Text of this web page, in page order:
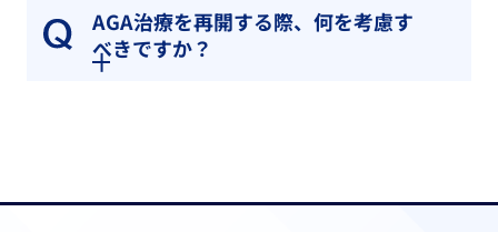
AGA治療を再開する際、何を考慮す
べきですか？